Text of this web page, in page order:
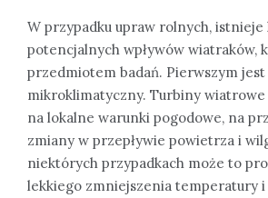
W przypadku upraw rolnych, istnieje
potencjalnych wpływów wiatraków,
przedmiotem badań. Pierwszym
mikroklimatyczny. Turbiny wiatrowe
na lokalne warunki pogodowe, na
zmiany w przepływie powietrza i
niektórych przypadkach może to
lekkiego zmniejszenia temperatury i